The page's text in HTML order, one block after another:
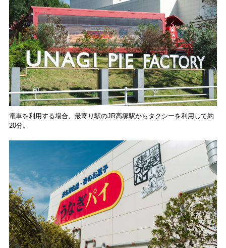
電車を利用する場合、最寄り駅のJR高塚駅からタクシーを利用して約
20分。